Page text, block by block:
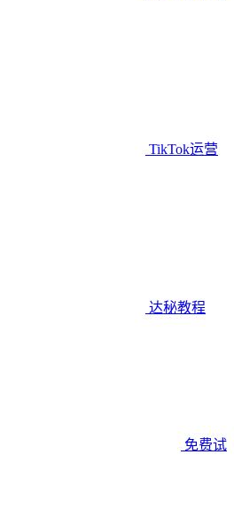
TikTok运营
达秘教程
免费试